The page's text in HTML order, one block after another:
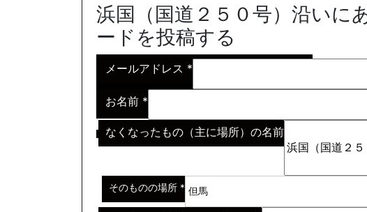
浜国（国道２５０号）沿いに
ードを投稿する
メールアドレス *
お名前 *
なくなったもの（主に場所）の名前
そのものの場所 *